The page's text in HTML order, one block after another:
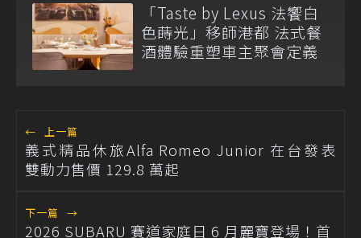
「Taste by Lexus 法饗白
色蒔光」移師港都 法式餐
酒體驗重塑車主聚會定義
← 上一篇
義式精品休旅Alfa Romeo Junior 在台發表
雙動力售價 129.8 萬起
下一篇 →
2026 SUBARU 賽道家庭日 6 月麗寶登場！首